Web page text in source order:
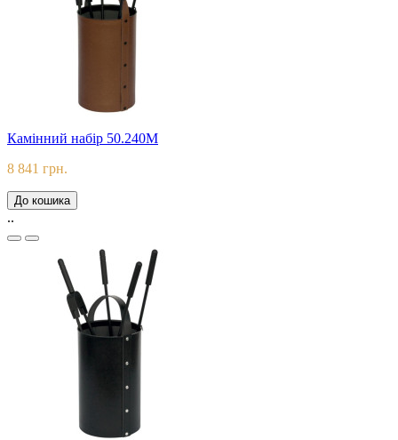
Камінний набір 50.240M
8 841 грн.
До кошика
..